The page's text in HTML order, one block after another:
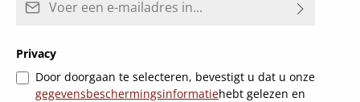
Privacy
Door doorgaan te selecteren, bevestigt u dat u onze
gegevensbeschermingsinformatiehebt gelezen en